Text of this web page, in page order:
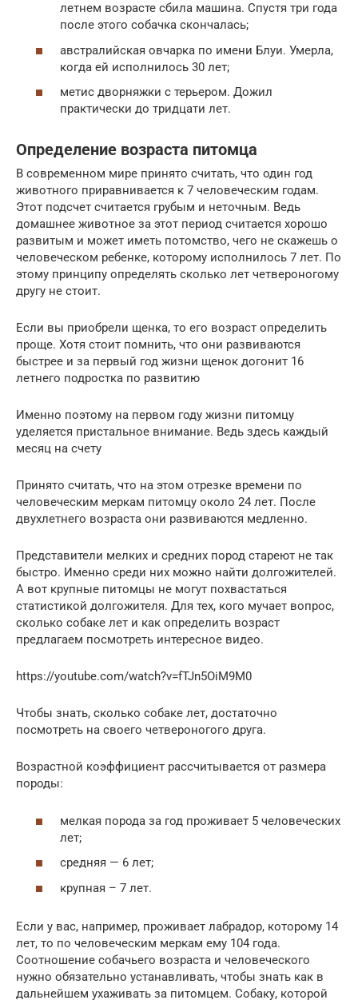
летнем возрасте сбила машина. Спустя три года
после этого собачка скончалась;
австралийская овчарка по имени Блуи. Умерла,
когда ей исполнилось 30 лет;
метис дворняжки с терьером. Дожил
практически до тридцати лет.
Определение возраста питомца
В современном мире принято считать, что один год
животного приравнивается к 7 человеческим годам.
Этот подсчет считается грубым и неточным. Ведь
домашнее животное за этот период считается хорошо
развитым и может иметь потомство, чего не скажешь о
человеческом ребенке, которому исполнилось 7 лет. По
этому принципу определять сколько лет четвероногому
другу не стоит.
Если вы приобрели щенка, то его возраст определить
проще. Хотя стоит помнить, что они развиваются
быстрее и за первый год жизни щенок догонит 16
летнего подростка по развитию
Именно поэтому на первом году жизни питомцу
уделяется пристальное внимание. Ведь здесь каждый
месяц на счету
Принято считать, что на этом отрезке времени по
человеческим меркам питомцу около 24 лет. После
двухлетнего возраста они развиваются медленно.
Представители мелких и средних пород стареют не так
быстро. Именно среди них можно найти долгожителей.
А вот крупные питомцы не могут похвастаться
статистикой долгожителя. Для тех, кого мучает вопрос,
сколько собаке лет и как определить возраст
предлагаем посмотреть интересное видео.
https://youtube.com/watch?v=fTJn5OiM9M0
Чтобы знать, сколько собаке лет, достаточно
посмотреть на своего четвероногого друга.
Возрастной коэффициент рассчитывается от размера
породы:
мелкая порода за год проживает 5 человеческих
лет;
средняя — 6 лет;
крупная – 7 лет.
Если у вас, например, проживает лабрадор, которому 14
лет, то по человеческим меркам ему 104 года.
Соотношение собачьего возраста и человеческого
нужно обязательно устанавливать, чтобы знать как в
дальнейшем ухаживать за питомцем. Собаку, которой